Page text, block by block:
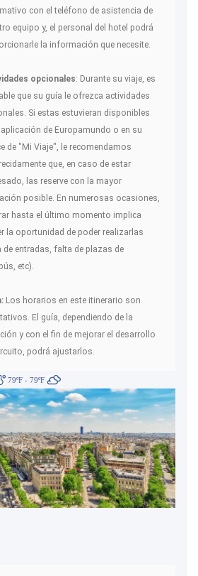
con el teléfono de asistencia de
equipo y, el personal del hotel podrá
la información que necesite.
opcionales: Durante su viaje, es
que su guía le ofrezca actividades
Si estas estuvieran disponibles
aplicación de Europamundo o en su
de "Mi Viaje", le recomendamos
que, en caso de estar
las reserve con la mayor
posible. En numerosas ocasiones,
hasta el último momento implica
la oportunidad de poder realizarlas
de entradas, falta de plazas de
etc).
Los horarios en este itinerario son
El guía, dependiendo de la
y con el fin de mejorar el desarrollo
podrá ajustarlos.
79ºF - 79ºF